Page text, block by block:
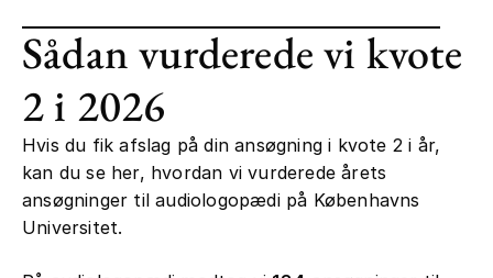
Sådan vurderede vi kvote
2 i 2026
Hvis du fik afslag på din ansøgning i kvote 2 i år,
kan du se her, hvordan vi vurderede årets
ansøgninger til audiologopædi på Københavns
Universitet.